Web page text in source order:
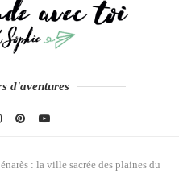
d'aventures
: la ville sacrée des plaines du